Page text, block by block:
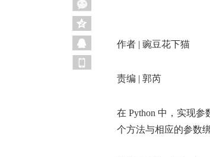
作者 | 豌豆花下猫
责编 | 郭芮
在 Python 中，实现
个方法与相应的参数